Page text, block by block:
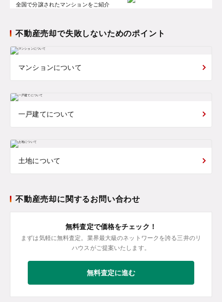
全国で分譲されたマンションをご紹介
不動産売却で失敗しないためのポイント
マンションについて
一戸建てについて
土地について
不動産売却に関するお問い合わせ
無料査定で価格をチェック！
まずは気軽に無料査定。業界最大級のネットワークを誇る三井のリ
ハウスがご提案いたします。
無料査定に進む